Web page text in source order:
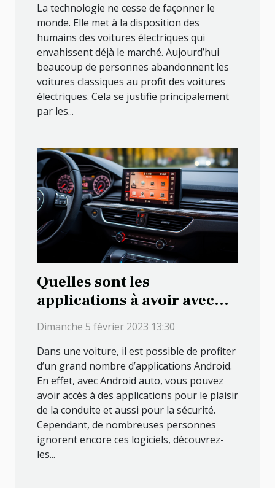
La technologie ne cesse de façonner le
monde. Elle met à la disposition des
humains des voitures électriques qui
envahissent déjà le marché. Aujourd’hui
beaucoup de personnes abandonnent les
voitures classiques au profit des voitures
électriques. Cela se justifie principalement
par les...
Quelles sont les
applications à avoir avec
Android Auto ?
Dimanche 5 février 2023 13:30
Dans une voiture, il est possible de profiter
d’un grand nombre d’applications Android.
En effet, avec Android auto, vous pouvez
avoir accès à des applications pour le plaisir
de la conduite et aussi pour la sécurité.
Cependant, de nombreuses personnes
ignorent encore ces logiciels, découvrez-
les...